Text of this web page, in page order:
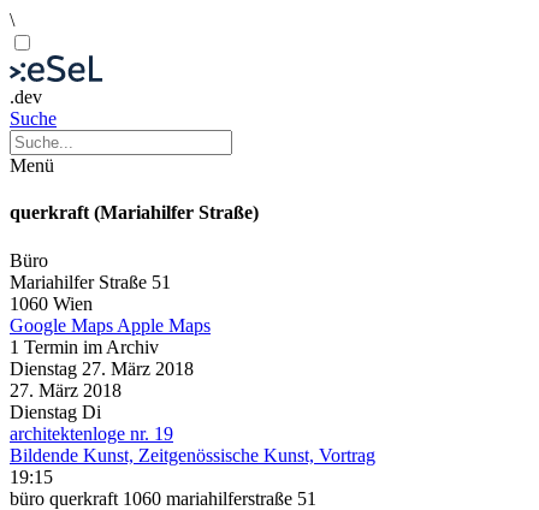
\
.dev
Suche
Menü
querkraft (Mariahilfer Straße)
Büro
Mariahilfer Straße 51
1060 Wien
Google Maps Apple Maps
1 Termin im Archiv
Dienstag 27. März 2018
27. März 2018
Dienstag Di
architektenloge nr. 19
Bildende Kunst, Zeitgenössische Kunst, Vortrag
19:15
büro querkraft 1060 mariahilferstraße 51